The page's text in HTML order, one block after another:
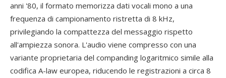
anni '80, il formato memorizza dati vocali mono a una
frequenza di campionamento ristretta di 8 kHz,
privilegiando la compattezza del messaggio rispetto
all'ampiezza sonora. L'audio viene compresso con una
variante proprietaria del companding logaritmico simile alla
codifica A-law europea, riducendo le registrazioni a circa 8